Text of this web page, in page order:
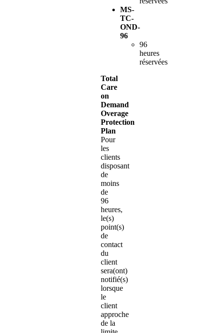
MS-
TC-
OND-
96
96
heures
réservées
Total
Care
on
Demand
Overage
Protection
Plan
Pour
les
clients
disposant
de
moins
de
96
heures,
le(s)
point(s)
de
contact
du
client
sera(ont)
notifié(s)
lorsque
le
client
approche
de la